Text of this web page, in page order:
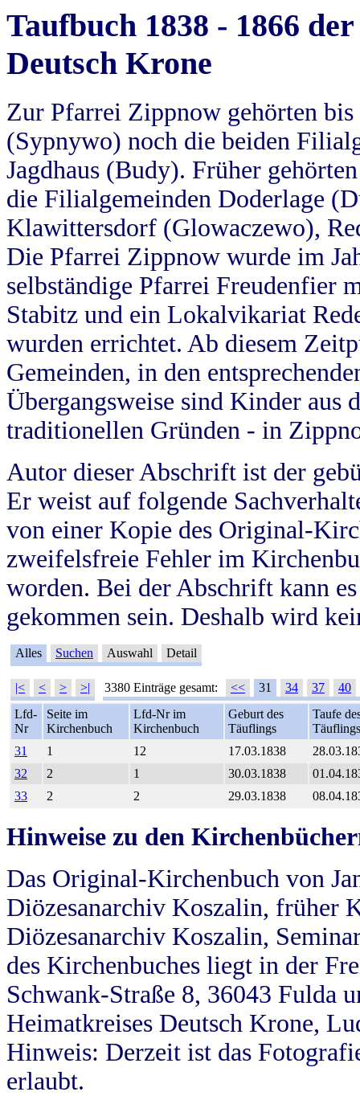
Taufbuch 1838 - 1866
Deutsch Krone
Zur Pfarrei Zippnow gehörten
(Sypnywo) noch die beiden
Jagdhaus (Budy). Früher
die Filialgemeinden Doderlage
Klawittersdorf (Glowaczewo),
Die Pfarrei Zippnow wurde im
selbständige Pfarrei Freudenfier
Stabitz und ein Lokalvikariat
wurden errichtet. Ab diesem
Gemeinden, in den
Übergangsweise sind Kinder aus
traditionellen Gründen - in
Autor dieser Abschrift ist der
Er weist auf folgende
von einer Kopie des Original-
zweifelsfreie Fehler im
worden. Bei der Abschrift kann
gekommen sein. Deshalb wird
Alles Suchen Auswahl Detail
|< < > >| 3380 Einträge gesamt: << 31 34 37
40
Lfd-
Nr
Seite im
Kirchenbuch
Lfd-Nr im
Kirchenbuch
Geburt des
Täuflings
Taufe
Täuflings
31
1 12 17.03.1838
32
2 1 30.03.1838
33
2 2 29.03.1838
Hinweise zu den
Das Original-Kirchenbuch von
Diözesanarchiv Koszalin, früher
Diözesanarchiv Koszalin,
des Kirchenbuches liegt in der
Schwank-Straße 8, 36043 Fulda
Heimatkreises Deutsch Krone,
Hinweis: Derzeit ist das
erlaubt.